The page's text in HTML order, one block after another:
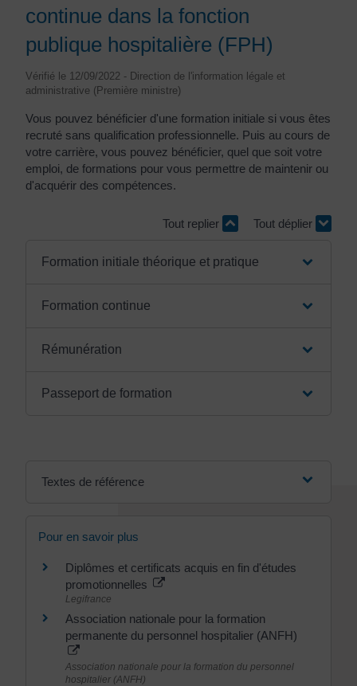
continue dans la fonction
publique hospitalière (FPH)
Vérifié le 12/09/2022 - Direction de l'information légale et
administrative (Première ministre)
Vous pouvez bénéficier d'une formation initiale si vous êtes
recruté sans qualification professionnelle. Puis au cours de
votre carrière, vous pouvez bénéficier, quel que soit votre
emploi, de formations pour vous permettre de maintenir ou
d'acquérir des compétences.
Tout replier Tout déplier
Formation initiale théorique et pratique
Formation continue
Rémunération
Passeport de formation
Textes de référence
Pour en savoir plus
Diplômes et certificats acquis en fin d'études
promotionnelles
Legifrance
Association nationale pour la formation
permanente du personnel hospitalier (ANFH)
Association nationale pour la formation du personnel
hospitalier (ANFH)